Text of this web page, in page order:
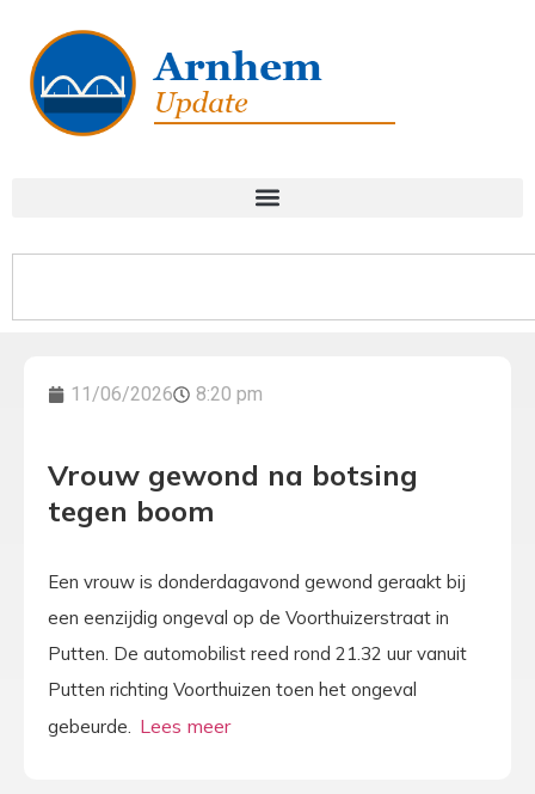
11/06/2026 8:20 pm
Vrouw gewond na botsing
tegen boom
Een vrouw is donderdagavond gewond geraakt bij
een eenzijdig ongeval op de Voorthuizerstraat in
Putten. De automobilist reed rond 21.32 uur vanuit
Putten richting Voorthuizen toen het ongeval
gebeurde.